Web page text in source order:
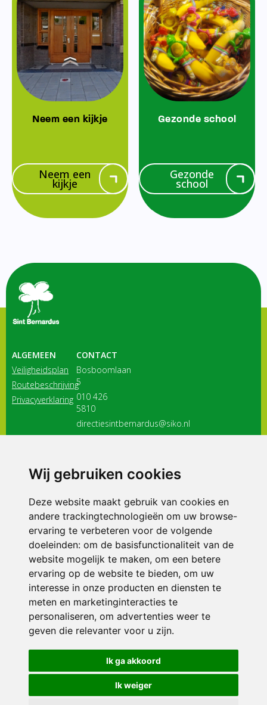
Wij gebruiken cookies
Deze website maakt gebruik van cookies en
andere trackingtechnologieën om uw browse-
ervaring te verbeteren voor de volgende
doeleinden: om de basisfunctionaliteit van de
website mogelijk te maken, om een betere
ervaring op de website te bieden, om uw
interesse in onze producten en diensten te
meten en marketinginteracties te
personaliseren, om advertenties weer te
geven die relevanter voor u zijn.
Ik ga akkoord
Ik weiger
Neem een kijkje
Neem een
kijkje
Gezonde school
Gezonde
school
ALGEMEEN
Veiligheidsplan
Routebeschrijving
Privacyverklaring
CONTACT
Bosboomlaan
5
010 426
5810
directiesintbernardus@siko.nl
3116 JB
ONDERDEEL VAN
© 2026 Sint Bernardus | Alle rechten voorbehouden
Privacy policy|Disclaimer| Klachtenregeling|RSIN en Anbi
voorkeuren
Crealisatie The MindOffice